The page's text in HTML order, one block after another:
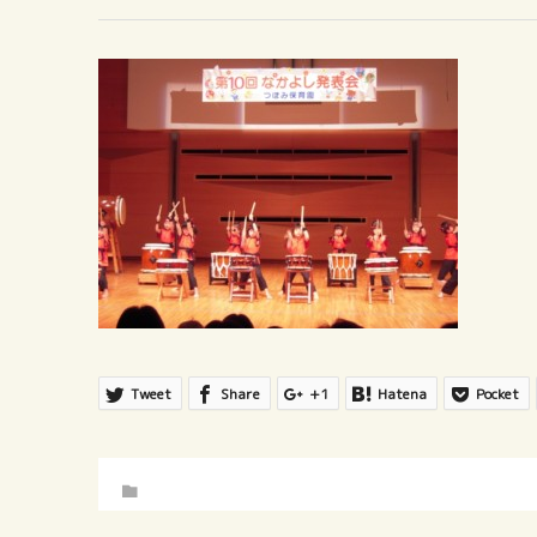
Tweet Share +1 Hatena Pocket